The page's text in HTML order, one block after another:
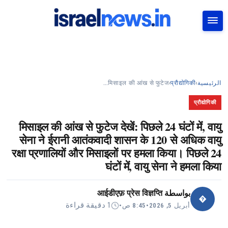
الرئيسية›
प्रौद्योगिकी
›
मिसाइल की आंख से फुटेज…
प्रौद्योगिकी
मिसाइल की आंख से फुटेज देखें: पिछले 24 घंटों में, वायु
सेना ने ईरानी आतंकवादी शासन के 120 से अधिक वायु
रक्षा प्रणालियों और मिसाइलों पर हमला किया। पिछले 24
घंटों में, वायु सेना ने हमला किया
�
بواسطةआईडीएफ़ प्रेस विज्ञप्ति
أبريل 5, 2026 • 8:45 ص • 1 دقيقة قراءة